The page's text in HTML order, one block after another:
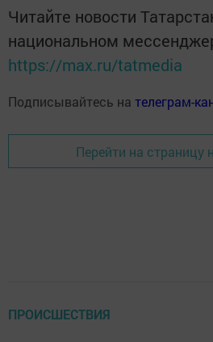
Читайте новости
национальном
https://max.ru/tatmedia
Подписывайтесь на телеграм-
Перейти на страницу
ПРОИСШЕСТВИЯ